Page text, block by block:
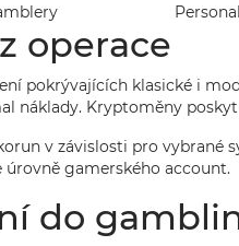
operace
pokrývajících klasické i
náklady. Kryptoměny
v závislosti pro
gamerského account.
do